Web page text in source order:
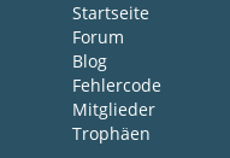
Startseite
Forum
Blog
Fehlercode
Mitglieder
Trophäen